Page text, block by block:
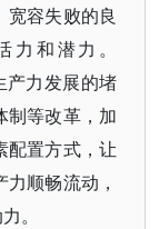
容失败的良
和潜力。
产力发展的堵
制等改革，加
配置方式，让
顺畅流动，
。